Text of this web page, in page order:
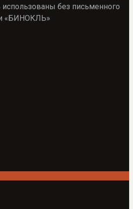
использованы без письменного
«БИНОКЛЬ»